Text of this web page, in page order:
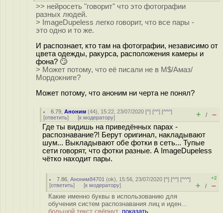
>> нейросеть "говорит" что это фотографии
разных людей.
> ImageDupeless легко говорит, что все пары -
это одно и то же.
И распознает, кто там на фотографии, независимо от
цвета одежды, ракурса, расположения камеры и
фона? 🙄
> Может потому, что её писали не в M$/Амаз/
Мордокниге?
Может потому, что аноним ни черта не понял?
6.79 ,Аноним (44), 15:22, 23/07/2020 [^] [^^] [^^^]
[ответить] [к модератору] + / –
Где ты видишь на приведённых парах -
распознавание?! Берут оригинал, накладывают
шум... Выкладывают обе фотки в сеть... Тупые
сети говорят, что фотки разные. А ImageDupeless
чётко находит пары.
7.86 ,Аноним84701 (ok), 15:56, 23/07/2020 [^] [^^] [^^^]
[ответить] [к модератору]
+2
+ / –
Какие именно буквы в использованию для
обучения систем распознавания лиц и иден...
большой текст свёрнут, показать